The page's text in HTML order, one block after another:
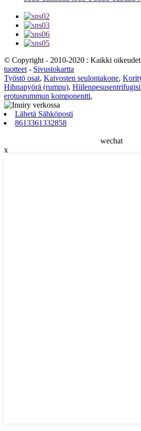
© Copyright - 2010-2020 : Kaikki oikeudet
tuotteet- Sivustokartta
Työstö osat, Kaivosten seulontakone,
Hihnapyörä (rumpu),
erotusrummun komponentti,
Lähetä Sähköposti
8613361332858
wechat
x